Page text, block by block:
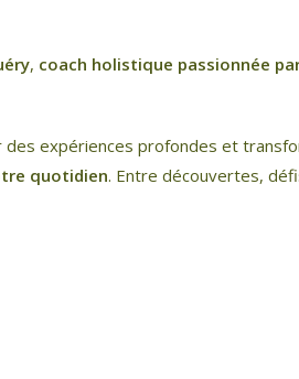
, coach holistique passionnée
des expériences profondes et
quotidien. Entre découvertes,